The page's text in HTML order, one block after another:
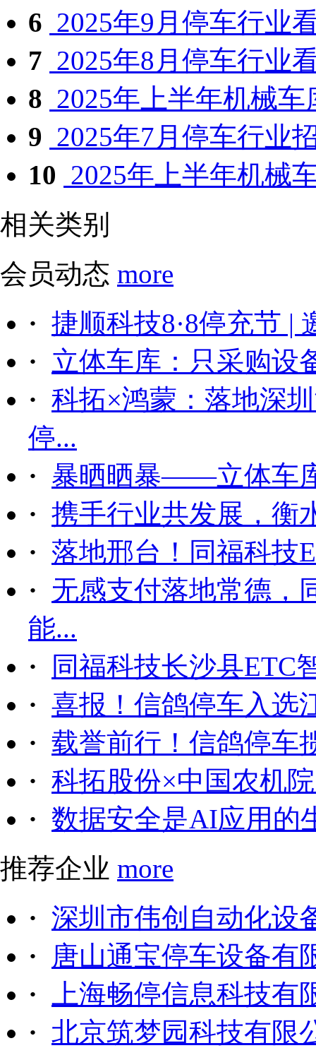
6 2025年9月停车行业
7 2025年8月停车行业
8 2025年上半年机械车
9 2025年7月停车行业
10 2025年上半年机械
相关类别
会员动态 more
· 捷顺科技8·8停充节 |
· 立体车库：只采购设
· 科拓×鸿蒙：落地深
停...
· 暴晒晒暴——立体车
· 携手行业共发展，衡
· 落地邢台！同福科技
· 无感支付落地常德，
能...
·
同福科技长沙县ETC
· 喜报！信鸽停车入选
· 载誉前行！信鸽停车
· 科拓股份×中国农机
· 数据安全是AI应用的
推荐企业 more
· 深圳市伟创自动化设
·
唐山通宝停车设备有
·
上海畅停信息科技有
· 北京筑梦园科技有限